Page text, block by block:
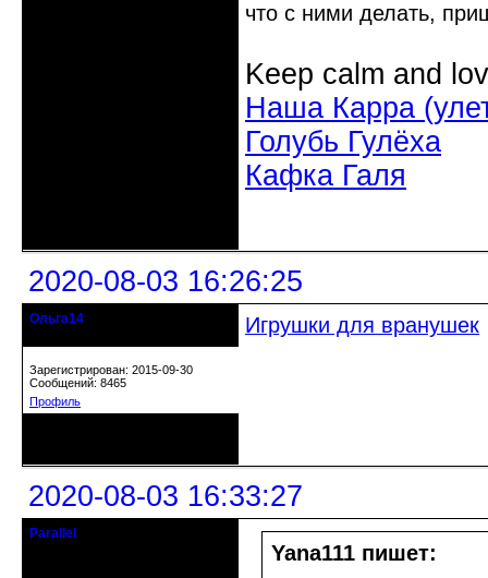
что с ними делать,
Keep calm and
Наша Карра
Голубь Гулёха
Кафка Галя
2020-08-03 16:26:25
Ольга14
Зарегистрирован: 2015-09-30
Сообщений: 8465
Профиль
Игрушки для вранушек
2020-08-03 16:33:27
Parallel
Yana111 пишет: